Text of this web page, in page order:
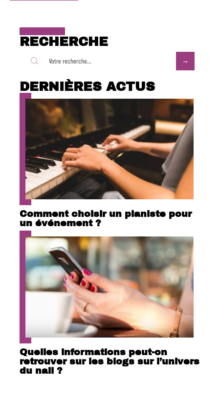
RECHERCHE
DERNIÈRES ACTUS
Comment choisir un pianiste pour
un événement ?
Quelles informations peut-on
retrouver sur les blogs sur l’univers
du nail ?